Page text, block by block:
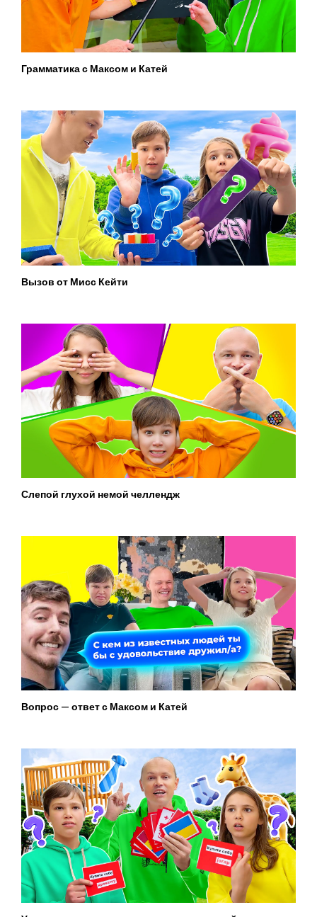
Грамматика с Максом и Катей
Вызов от Мисс Кейти
Слепой глухой немой челлендж
Вопрос — ответ с Максом и Катей